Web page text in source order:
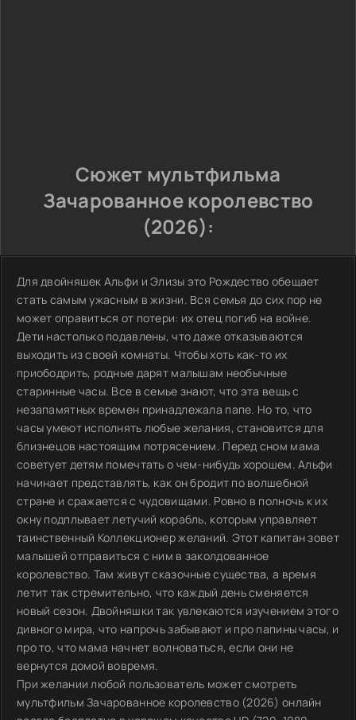
Сюжет мультфильма
Зачарованное королевство
(2026):
Для двойняшек Альфи и Элизы это Рождество обещает
стать самым ужасным в жизни. Вся семья до сих пор не
может оправиться от потери: их отец погиб на войне.
Дети настолько подавлены, что даже отказываются
выходить из своей комнаты. Чтобы хоть как-то их
приободрить, родные дарят малышам необычные
старинные часы. Все в семье знают, что эта вещь с
незапамятных времен принадлежала папе. Но то, что
часы умеют исполнять любые желания, становится для
близнецов настоящим потрясением. Перед сном мама
советует детям помечтать о чем-нибудь хорошем. Альфи
начинает представлять, как он бродит по волшебной
стране и сражается с чудовищами. Ровно в полночь к их
окну подплывает летучий корабль, которым управляет
таинственный Коллекционер желаний. Этот капитан зовет
малышей отправиться с ним в заколдованное
королевство. Там живут сказочные существа, а время
летит так стремительно, что каждый день сменяется
новый сезон. Двойняшки так увлекаются изучением этого
дивного мира, что напрочь забывают и про папины часы, и
про то, что мама начнет волноваться, если они не
вернутся домой вовремя.
При желании любой пользователь может смотреть
мультфильм Зачарованное королевство (2026) онлайн